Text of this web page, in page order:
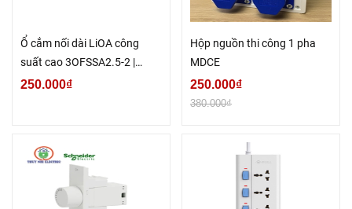
Ổ cắm nối dài LiOA công
suất cao 3OFSSA2.5-2 |
3OFSSV2.5-2 | 3OFSSA2.5-3
250.000₫
Hộp nguồn thi công 1 pha
MDCE
250.000₫
380.000₫